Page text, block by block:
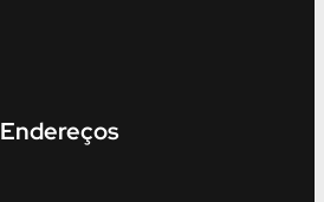
Endereços